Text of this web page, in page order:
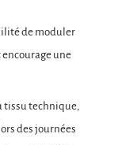
de moduler
encourage une
tissu technique,
des journées